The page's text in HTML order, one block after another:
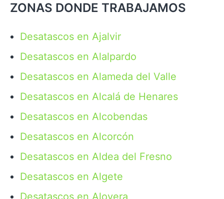
ZONAS DONDE TRABAJAMOS
Desatascos en Ajalvir
Desatascos en Alalpardo
Desatascos en Alameda del Valle
Desatascos en Alcalá de Henares
Desatascos en Alcobendas
Desatascos en Alcorcón
Desatascos en Aldea del Fresno
Desatascos en Algete
Desatascos en Alovera